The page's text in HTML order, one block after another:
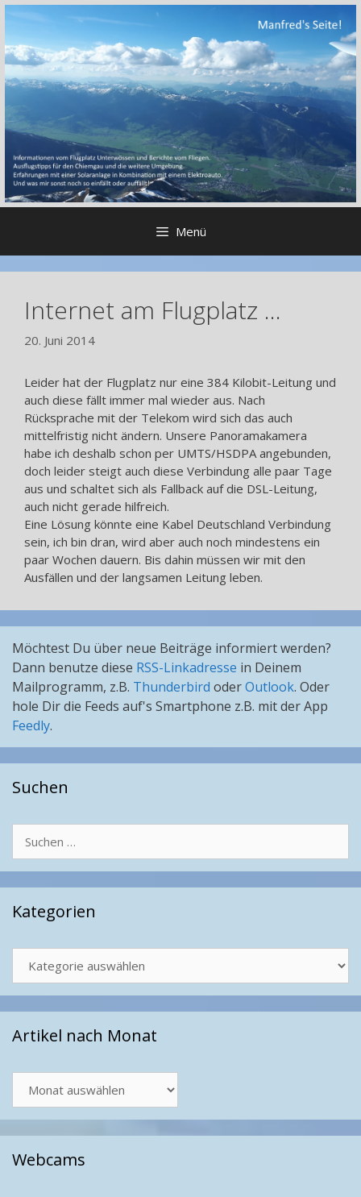
Zum
springen
Menü
Internet am Flugplatz …
20. Juni 2014
Leider hat der Flugplatz nur eine 384 Kilobit-Leitung und
auch diese fällt immer mal wieder aus. Nach
Rücksprache mit der Telekom wird sich das auch
mittelfristig nicht ändern. Unsere Panoramakamera
habe ich deshalb schon per UMTS/HSDPA angebunden,
doch leider steigt auch diese Verbindung alle paar Tage
aus und schaltet sich als Fallback auf die DSL-Leitung,
auch nicht gerade hilfreich.
Eine Lösung könnte eine Kabel Deutschland Verbindung
sein, ich bin dran, wird aber auch noch mindestens ein
paar Wochen dauern. Bis dahin müssen wir mit den
Ausfällen und der langsamen Leitung leben.
Möchtest Du über neue Beiträge informiert werden?
Dann benutze diese RSS-Linkadresse in Deinem
Mailprogramm, z.B. Thunderbird oderOutlook. Oder
hole Dir die Feeds auf's Smartphone z.B. mit der App
Feedly.
Suchen
nach:
Kategorien
Artikel nach Monat
nach
Monat
Webcams